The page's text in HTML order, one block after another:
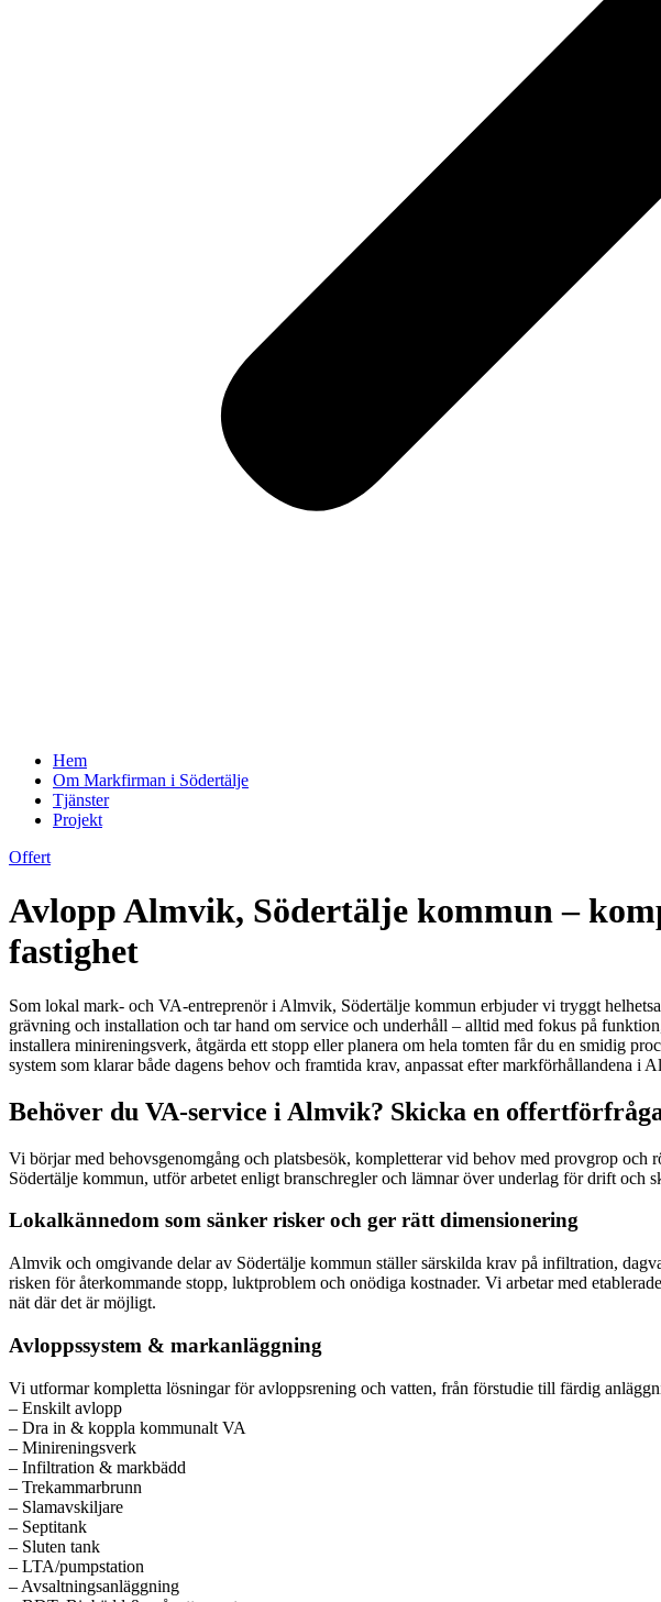
Hem
Om Markfirman i Södertälje
Tjänster
Projekt
Offert
Avlopp Almvik, Södertälje kommun –
fastighet
Som lokal mark- och VA-entreprenör i Almvik, Södertälje kommun erbjuder vi tryggt
grävning och installation och tar hand om service och underhåll – alltid med fokus på
installera minireningsverk, åtgärda ett stopp eller planera om hela tomten får du en smidig
system som klarar både dagens behov och framtida krav, anpassat efter markförhållandena i
Behöver du VA‑service i Almvik? Skicka en
Vi börjar med behovsgenomgång och platsbesök, kompletterar vid behov med provgrop
Södertälje kommun, utför arbetet enligt branschregler och lämnar över underlag för drift
Lokalkännedom som sänker risker och ger rätt dimensionering
Almvik och omgivande delar av Södertälje kommun ställer särskilda krav på infiltration,
risken för återkommande stopp, luktproblem och onödiga kostnader. Vi arbetar med
nät där det är möjligt.
Avloppssystem & markanläggning
Vi utformar kompletta lösningar för avloppsrening och vatten, från förstudie till färdig
– Enskilt avlopp
– Dra in & koppla kommunalt VA
– Minireningsverk
– Infiltration & markbädd
– Trekammarbrunn
– Slamavskiljare
– Septitank
– Sluten tank
– LTA/pumpstation
– Avsaltningsanläggning